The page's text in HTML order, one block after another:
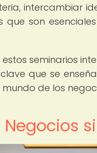
intercambiar
son
seminarios
que se
de los